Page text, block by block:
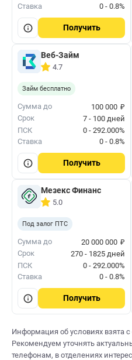
Ставка
0 - 0.8%
Получить
Веб-Займ
4.7
Займ бесплатно
Сумма до 100 000 ₽
Срок
7 - 100 дней
ПСК
0 - 292.000%
Ставка
0 - 0.8%
Получить
Мезекс Финанс
5.0
Под залог ПТС
Сумма до 20 000 000 ₽
Срок
270 - 1825 дней
ПСК
0 - 292.000%
Ставка
0 - 0.8%
Получить
Информация об условиях взята
Рекомендуем уточнять
телефонам, в отделениях